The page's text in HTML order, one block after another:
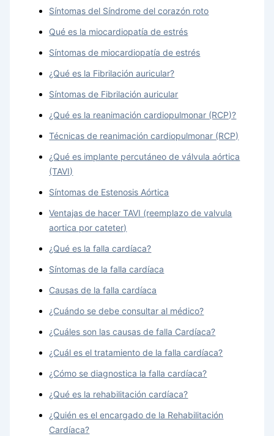
Síntomas del Síndrome del corazón roto
Qué es la miocardiopatía de estrés
Síntomas de miocardiopatía de estrés
¿Qué es la Fibrilación auricular?
Síntomas de Fibrilación auricular
¿Qué es la reanimación cardiopulmonar (RCP)?
Técnicas de reanimación cardiopulmonar (RCP)
¿Qué es implante percutáneo de válvula aórtica
(TAVI)
Síntomas de Estenosis Aórtica
Ventajas de hacer TAVI (reemplazo de valvula
aortica por cateter)
¿Qué es la falla cardíaca?
Síntomas de la falla cardíaca
Causas de la falla cardíaca
¿Cuándo se debe consultar al médico?
¿Cuáles son las causas de falla Cardíaca?
¿Cuál es el tratamiento de la falla cardíaca?
¿Cómo se diagnostica la falla cardíaca?
¿Qué es la rehabilitación cardíaca?
¿Quién es el encargado de la Rehabilitación
Cardíaca?